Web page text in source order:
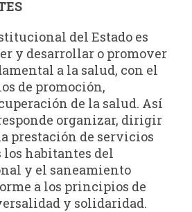
del Estado es
y desarrollar o promover
a la salud, con el
de promoción,
de la salud. Así
organizar, dirigir
prestación de servicios
los habitantes del
y el saneamiento
a los principios de
y solidaridad.